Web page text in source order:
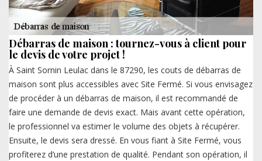
Débarras de maison : tournez-vous à client pour
le devis de votre projet !
À Saint Sornin Leulac dans le 87290, les couts de débarras de
maison sont plus accessibles avec Site Fermé. Si vous envisagez
de procéder à un débarras de maison, il est recommandé de
faire une demande de devis exact. Mais avant cette opération,
le professionnel va estimer le volume des objets à récupérer.
Ensuite, le devis sera dressé. En vous fiant à Site Fermé, vous
profiterez d’une prestation de qualité. Pendant son opération, il